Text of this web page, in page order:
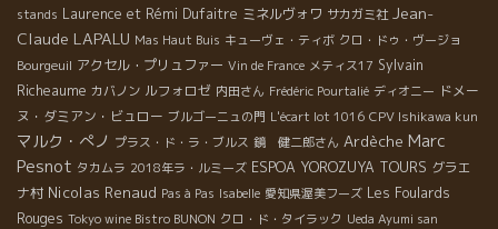
stands Laurence et Rémi Dufaitre ミネルヴォワ サカガミ社 Jean-
Claude LAPALU Mas Haut Buis キューヴェ・ティボ クロ・ドゥ・ヴージョ
Bourgeuil アクセル・プリュファー Vin de France メティス17 Sylvain
Richeaume カバノン ルフォロゼ 内田さん Frédéric Pourtalié ディオニー ドメー
ヌ・ダミアン・ビュロー ブルゴーニュの門 L'écart lot 1016 CPV Ishikawa kun
マルク・ぺノ プラス・ド・ラ・ブルス 鏡 健二郎さん Ardèche Marc
Pesnot タカムラ 2018年ラ・ルミーズ ESPOA YOROZUYA TOURS グラエ
ナ村 Nicolas Renaud Pas à Pas Isabelle 愛知県渥美フーズ Les Foulards
Rouges Tokyo wine Bistro BUNON クロ・ド・タイラック Ueda Ayumi san